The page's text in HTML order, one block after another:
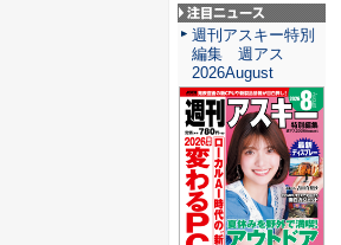
注目ニュース
週刊アスキー特別
編集 週アス
2026August